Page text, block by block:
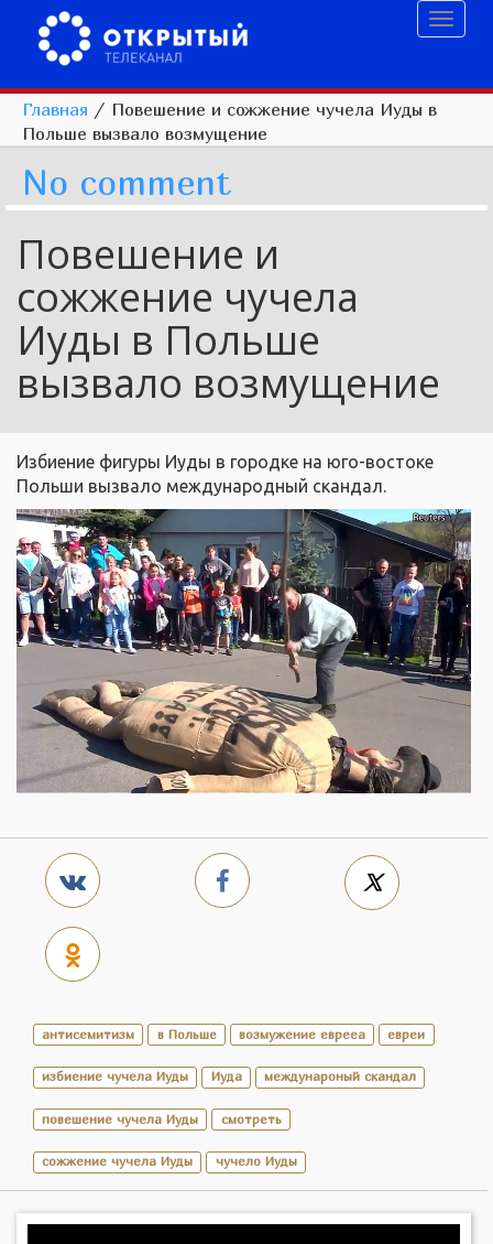
Главная / Повешение и сожжение чучела Иуды в
Польше вызвало возмущение
No comment
Повешение и
сожжение чучела
Иуды в Польше
вызвало возмущение
Избиение фигуры Иуды в городке на юго-востоке
Польши вызвало международный скандал.
антисемитизм в Польше возмужение еврееа евреи
избиение чучела Иуды Иуда междунароный скандал
повешение чучела Иуды смотреть
сожжение чучела Иуды чучело Иуды